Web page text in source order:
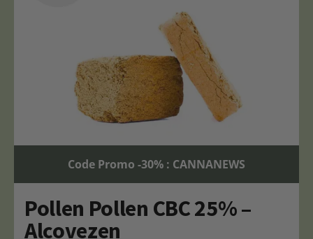
Code Promo -30% : CANNANEWS
Pollen Pollen CBC 25% –
Alcovezen